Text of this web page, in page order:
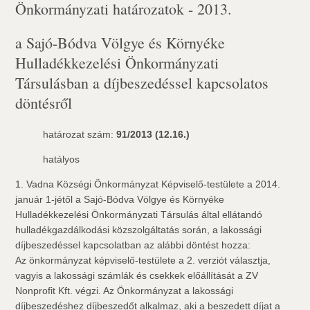
Önkormányzati határozatok - 2013.
a Sajó-Bódva Völgye és Környéke
Hulladékkezelési Önkormányzati
Társulásban a díjbeszedéssel kapcsolatos
döntésről
határozat szám:91/2013 (12.16.)
hatályos
1. Vadna Községi Önkormányzat Képviselő-testülete a 2014.
január 1-jétől a Sajó-Bódva Völgye és Környéke
Hulladékkezelési Önkormányzati Társulás által ellátandó
hulladékgazdálkodási közszolgáltatás során, a lakossági
díjbeszedéssel kapcsolatban az alábbi döntést hozza:
Az önkormányzat képviselő-testülete a 2. verziót választja,
vagyis a lakossági számlák és csekkek előállítását a ZV
Nonprofit Kft. végzi. Az Önkormányzat a lakossági
díjbeszedéshez díjbeszedőt alkalmaz, aki a beszedett díjat a